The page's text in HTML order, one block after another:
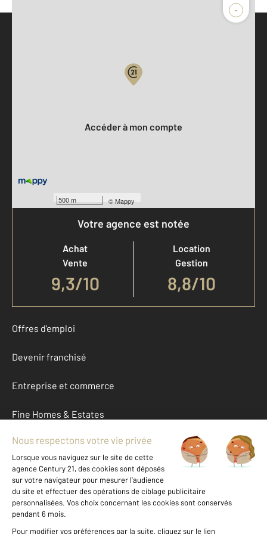
-
500 m ©Mappy
Accéder à mon compte
Votre agence est notée
Achat
Vente
9,3/10
Location
Gestion
8,8/10
Offres d'emploi
Devenir franchisé
Entreprise et commerce
Fine Homes & Estates
À propos
International
Nous contacter